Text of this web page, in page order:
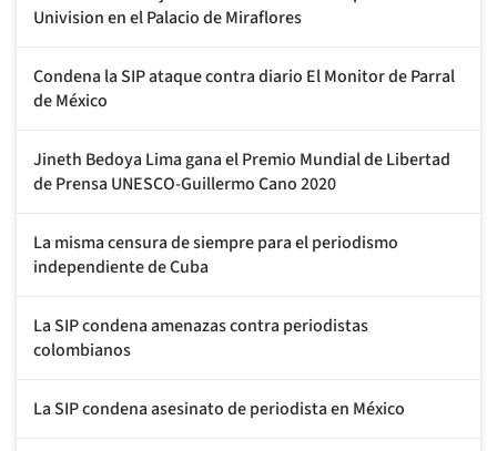
Univision en el Palacio de Miraflores
Condena la SIP ataque contra diario El Monitor de Parral
de México
Jineth Bedoya Lima gana el Premio Mundial de Libertad
de Prensa UNESCO-Guillermo Cano 2020
La misma censura de siempre para el periodismo
independiente de Cuba
La SIP condena amenazas contra periodistas
colombianos
La SIP condena asesinato de periodista en México